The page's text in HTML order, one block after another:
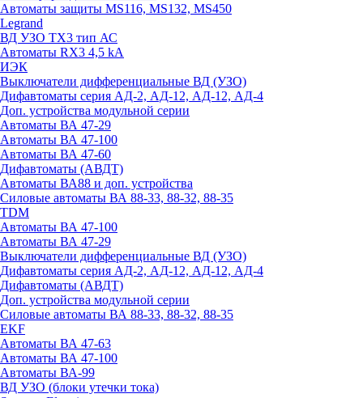
Автоматы защиты MS116, MS132, MS450
Legrand
ВД УЗО TX3 тип АС
Автоматы RX3 4,5 kA
ИЭК
Выключатели дифференциальные ВД (УЗО)
Дифавтоматы серия АД-2, АД-12, АД-12, АД-4
Доп. устройства модульной серии
Автоматы ВА 47-29
Автоматы ВА 47-100
Автоматы ВА 47-60
Дифавтоматы (АВДТ)
Автоматы ВА88 и доп. устройства
Силовые автоматы ВА 88-33, 88-32, 88-35
TDM
Автоматы ВА 47-100
Автоматы ВА 47-29
Выключатели дифференциальные ВД (УЗО)
Дифавтоматы серия АД-2, АД-12, АД-12, АД-4
Дифавтоматы (АВДТ)
Доп. устройства модульной серии
Силовые автоматы ВА 88-33, 88-32, 88-35
EKF
Автоматы ВА 47-63
Автоматы ВА 47-100
Автоматы ВА-99
ВД УЗО (блоки утечки тока)